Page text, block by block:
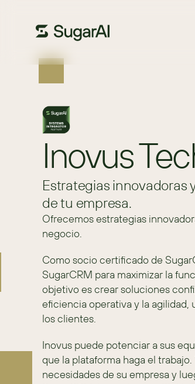
Inovus
Estrategias innovadoras
de tu empresa.
Ofrecemos estrategias
negocio.
Como socio certificado de
SugarCRM para maximizar la
objetivo es crear soluciones
eficiencia operativa y la agilidad,
los clientes.
Inovus puede potenciar a sus
que la plataforma haga el
necesidades de su empresa y